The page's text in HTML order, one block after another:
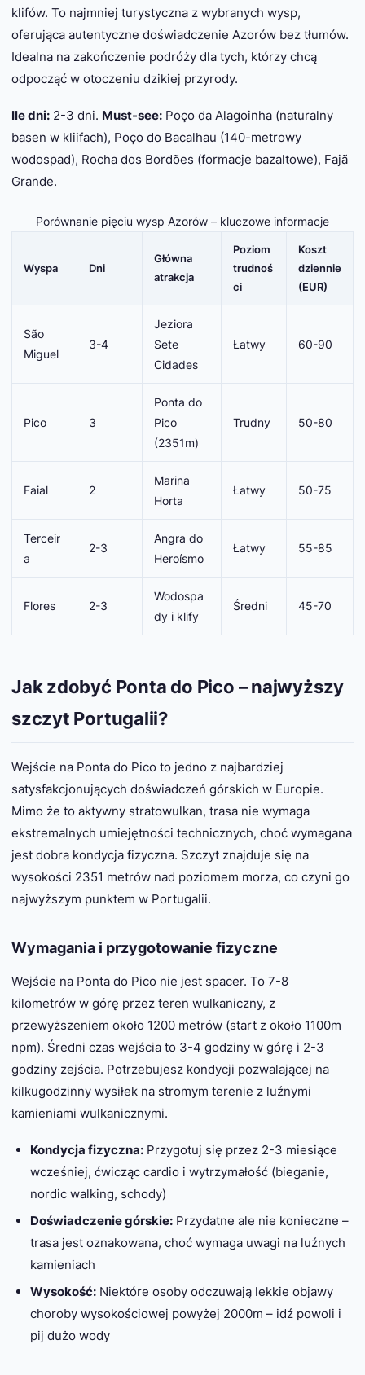
klifów. To najmniej turystyczna z wybranych wysp,
oferująca autentyczne doświadczenie Azorów bez tłumów.
Idealna na zakończenie podróży dla tych, którzy chcą
odpocząć w otoczeniu dzikiej przyrody.
Ile dni: 2-3 dni. Must-see: Poço da Alagoinha (naturalny
basen w kliifach), Poço do Bacalhau (140-metrowy
wodospad), Rocha dos Bordões (formacje bazaltowe), Fajã
Grande.
Porównanie pięciu wysp Azorów – kluczowe informacje
Wyspa Dni
Główna
atrakcja
Poziom
trudnoś
ci
Koszt
dziennie
(EUR)
São
Miguel
3-4
Jeziora
Sete
Cidades
Łatwy 60-90
Pico 3
Ponta do
Pico
(2351m)
Trudny 50-80
Faial 2
Marina
Horta
Łatwy 50-75
Terceir
a
2-3
Angra do
Heroísmo
Łatwy 55-85
Flores 2-3
Wodospa
dy i klify
Średni 45-70
Jak zdobyć Ponta do Pico – najwyższy
szczyt Portugalii?
Wejście na Ponta do Pico to jedno z najbardziej
satysfakcjonujących doświadczeń górskich w Europie.
Mimo że to aktywny stratowulkan, trasa nie wymaga
ekstremalnych umiejętności technicznych, choć wymagana
jest dobra kondycja fizyczna. Szczyt znajduje się na
wysokości 2351 metrów nad poziomem morza, co czyni go
najwyższym punktem w Portugalii.
Wymagania i przygotowanie fizyczne
Wejście na Ponta do Pico nie jest spacer. To 7-8
kilometrów w górę przez teren wulkaniczny, z
przewyższeniem około 1200 metrów (start z około 1100m
npm). Średni czas wejścia to 3-4 godziny w górę i 2-3
godziny zejścia. Potrzebujesz kondycji pozwalającej na
kilkugodzinny wysiłek na stromym terenie z luźnymi
kamieniami wulkanicznymi.
Kondycja fizyczna:Przygotuj się przez 2-3 miesiące
wcześniej, ćwicząc cardio i wytrzymałość (bieganie,
nordic walking, schody)
Doświadczenie górskie:Przydatne ale nie konieczne –
trasa jest oznakowana, choć wymaga uwagi na luźnych
kamieniach
Wysokość:Niektóre osoby odczuwają lekkie objawy
choroby wysokościowej powyżej 2000m – idź powoli i
pij dużo wody